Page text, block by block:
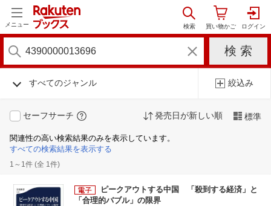
メニュー
すべてのジャンル 絞込み
セーフサーチ 発売日が新しい順 標準
関連性の高い検索結果のみを表示しています。
すべての検索結果を表示する
1～1件 (全 1件)
ピークアウトする中国 「殺到する経済」と
「合理的バブル」の限界